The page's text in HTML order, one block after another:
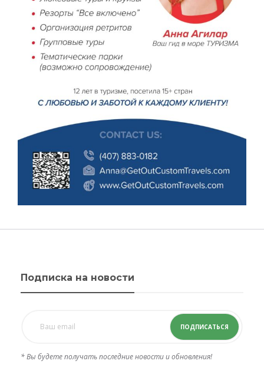
Подписка на новости
ПОДПИСАТЬСЯ
* Вы будете получать последние новости и обновления!